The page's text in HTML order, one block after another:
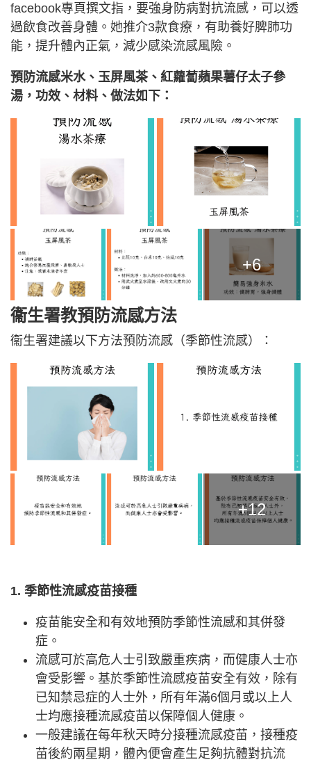
facebook專頁撰文指，要強身防病對抗流感，可以透
過飲食改善身體。她推介3款食療，有助養好脾肺功
能，提升體內正氣，減少感染流感風險。
預防流感米水、玉屏風茶、紅蘿蔔蘋果薯仔太子參
湯，功效、材料、做法如下：
+6
衞生署教預防流感方法
衞生署建議以下方法預防流感（季節性流感）：
+12
1. 季節性流感疫苗接種
疫苗能安全和有效地預防季節性流感和其併發
症。
流感可於高危人士引致嚴重疾病，而健康人士亦
會受影響。基於季節性流感疫苗安全有效，除有
已知禁忌症的人士外，所有年滿6個月或以上人
士均應接種流感疫苗以保障個人健康。
一般建議在每年秋天時分接種流感疫苗，接種疫
苗後約兩星期，體內便會產生足夠抗體對抗流